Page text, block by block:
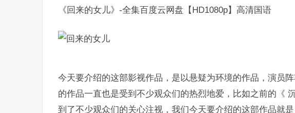
《回来的女儿》-全集百度云网盘【HD1080p】高清国语
今天要介绍的这部影视作品，是以悬疑为环境的作品，演员
的作品一直也是受到不少观众们的热烈地爱，比如之前的《
到了不少观众们的关心注视，我们今天要介绍的这部作品就是